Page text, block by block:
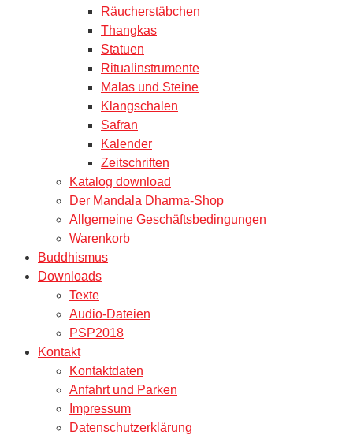
Räucherstäbchen
Thangkas
Statuen
Ritualinstrumente
Malas und Steine
Klangschalen
Safran
Kalender
Zeitschriften
Katalog download
Der Mandala Dharma-Shop
Allgemeine Geschäftsbedingungen
Warenkorb
Buddhismus
Downloads
Texte
Audio-Dateien
PSP2018
Kontakt
Kontaktdaten
Anfahrt und Parken
Impressum
Datenschutzerklärung